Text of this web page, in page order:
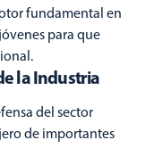
fundamental en
para que
la Industria
del sector
de importantes